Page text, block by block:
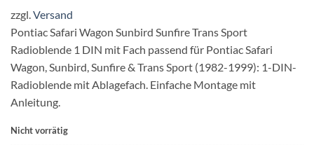
zzgl. Versand
Pontiac Safari Wagon Sunbird Sunfire Trans Sport
Radioblende 1 DIN mit Fach passend für Pontiac Safari
Wagon, Sunbird, Sunfire & Trans Sport (1982-1999): 1-DIN-
Radioblende mit Ablagefach. Einfache Montage mit
Anleitung.
Nicht vorrätig